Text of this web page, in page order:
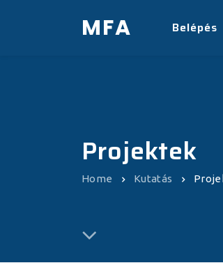
MFA Belépés
Projektek
Home Kutatás